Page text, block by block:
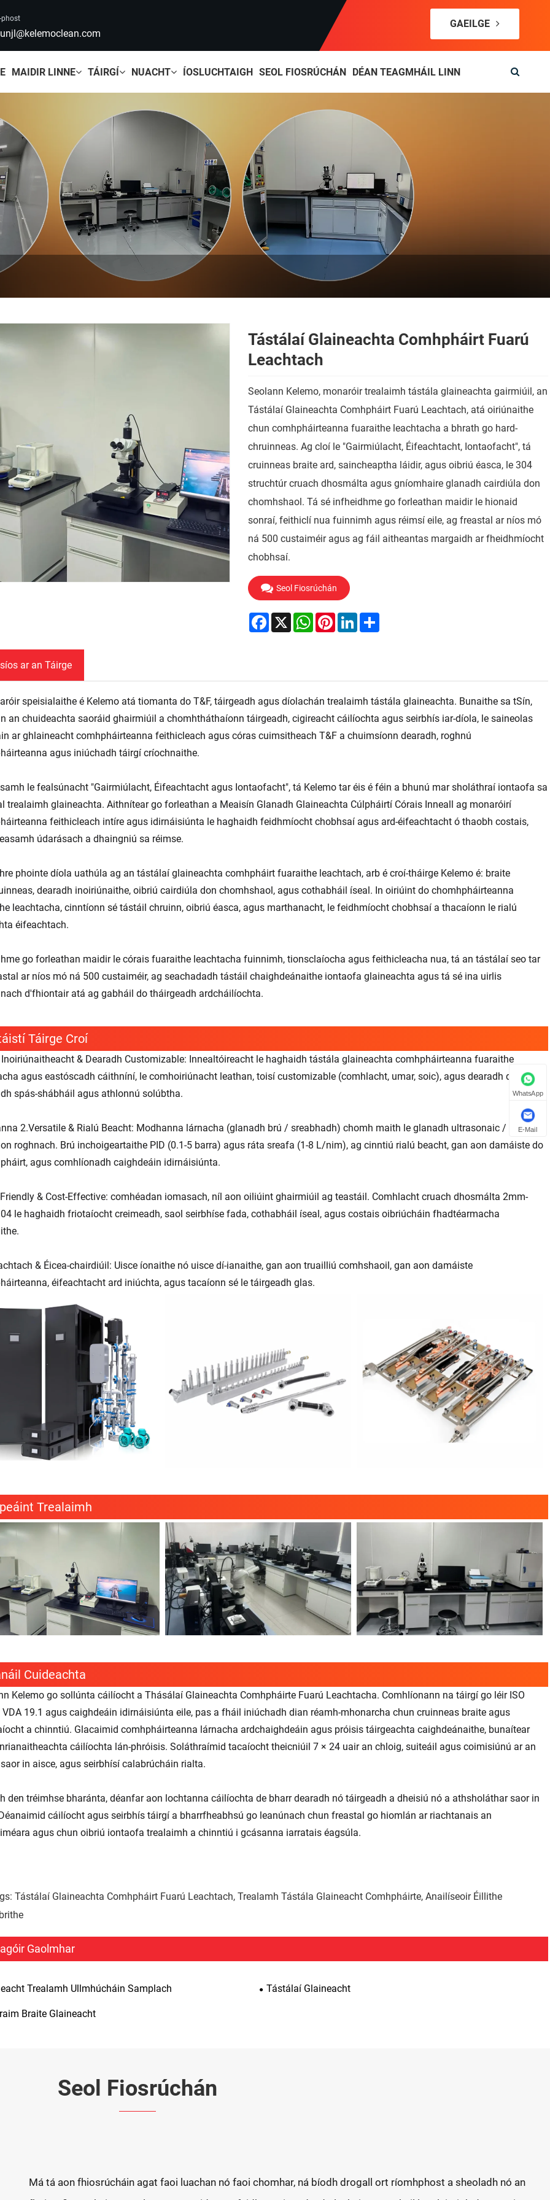
phost GAEILGE
MAIDIR LINNE TÁIRGÍ NUACHT ÍOSLUCHTAIGH SEOL FIOSRÚCHÁN DÉAN TEAGMHÁIL LINN
Tástálaí Glaineachta Comhpháirt Fuarú
Leachtach
Seolann Kelemo, monaróir trealaimh tástála glaineachta gairmiúil, an
Tástálaí Glaineachta Comhpháirt Fuarú Leachtach, atá oiriúnaithe
chun comhpháirteanna fuaraithe leachtacha a bhrath go hard-
chruinneas. Ag cloí le "Gairmiúlacht, Éifeachtacht, Iontaofacht", tá
cruinneas braite ard, saincheaptha láidir, agus oibriú éasca, le 304
struchtúr cruach dhosmálta agus gníomhaire glanadh cairdiúla don
chomhshaol. Tá sé infheidhme go forleathan maidir le hionaid
sonraí, feithiclí nua fuinnimh agus réimsí eile, ag freastal ar níos mó
ná 500 custaiméir agus ag fáil aitheantas margaidh ar fheidhmíocht
chobhsaí.
Seol Fiosrúchán
Facebook
X WhatsApp
PinterestLinkedInShare
ar an Táirge
speisialaithe é Kelemo atá tiomanta do T&F, táirgeadh agus díolachán trealaimh tástála glaineachta. Bunaithe sa tSín,
an chuideachta saoráid ghairmiúil a chomhtháthaíonn táirgeadh, cigireacht cáilíochta agus seirbhís iar-díola, le saineolas
ar ghlaineacht comhpháirteanna feithicleach agus córas cuimsitheach T&F a chuimsíonn dearadh, roghnú
agus iniúchadh táirgí críochnaithe.
le fealsúnacht "Gairmiúlacht, Éifeachtacht agus Iontaofacht", tá Kelemo tar éis é féin a bhunú mar sholáthraí iontaofa sa
trealaimh glaineachta. Aithnítear go forleathan a Meaisín Glanadh Glaineachta Cúlpháirtí Córais Inneall ag monaróirí
feithicleach intíre agus idirnáisiúnta le haghaidh feidhmíocht chobhsaí agus ard-éifeachtacht ó thaobh costais,
údarásach a dhaingniú sa réimse.
phointe díola uathúla ag an tástálaí glaineachta comhpháirt fuaraithe leachtach, arb é croí-tháirge Kelemo é: braite
dearadh inoiriúnaithe, oibriú cairdiúla don chomhshaol, agus cothabháil íseal. In oiriúint do chomhpháirteanna
leachtacha, cinntíonn sé tástáil chruinn, oibriú éasca, agus marthanacht, le feidhmíocht chobhsaí a thacaíonn le rialú
éifeachtach.
go forleathan maidir le córais fuaraithe leachtacha fuinnimh, tionsclaíocha agus feithicleacha nua, tá an tástálaí seo tar
ar níos mó ná 500 custaiméir, ag seachadadh tástáil chaighdeánaithe iontaofa glaineachta agus tá sé ina uirlis
d'fhiontair atá ag gabháil do tháirgeadh ardcháilíochta.
Táirge Croí
& Dearadh Customizable: Innealtóireacht le haghaidh tástála glaineachta comhpháirteanna fuaraithe
agus eastóscadh cáithníní, le comhoiriúnacht leathan, toisí customizable (comhlacht, umar, soic), agus dearadh dlúth le
spás-shábháil agus athlonnú solúbtha.
2.Versatile & Rialú Beacht: Modhanna lárnacha (glanadh brú / sreabhadh) chomh maith le glanadh ultrasonaic /
roghnach. Brú inchoigeartaithe PID (0.1-5 barra) agus ráta sreafa (1-8 L/nim), ag cinntiú rialú beacht, gan aon damáiste do
agus comhlíonadh caighdeáin idirnáisiúnta.
Friendly & Cost-Effective: comhéadan iomasach, níl aon oiliúint ghairmiúil ag teastáil. Comhlacht cruach dhosmálta 2mm-
le haghaidh friotaíocht creimeadh, saol seirbhíse fada, cothabháil íseal, agus costais oibriúcháin fhadtéarmacha
& Éicea-chairdiúil: Uisce íonaithe nó uisce dí-ianaithe, gan aon truailliú comhshaoil, gan aon damáiste
éifeachtacht ard iniúchta, agus tacaíonn sé le táirgeadh glas.
Trealaimh
Cuideachta
Kelemo go sollúnta cáilíocht a Thásálaí Glaineachta Comhpháirte Fuarú Leachtacha. Comhlíonann na táirgí go léir ISO
VDA 19.1 agus caighdeáin idirnáisiúnta eile, pas a fháil iniúchadh dian réamh-mhonarcha chun cruinneas braite agus
a chinntiú. Glacaimid comhpháirteanna lárnacha ardchaighdeáin agus próisis táirgeachta caighdeánaithe, bunaítear
cáilíochta lán-phróisis. Soláthraímid tacaíocht theicniúil 7 × 24 uair an chloig, suiteáil agus coimisiúnú ar an
in aisce, agus seirbhísí calabrúcháin rialta.
den tréimhse bharánta, déanfar aon lochtanna cáilíochta de bharr dearadh nó táirgeadh a dheisiú nó a athsholáthar saor in
cáilíocht agus seirbhís táirgí a bharrfheabhsú go leanúnach chun freastal go hiomlán ar riachtanais an
agus chun oibriú iontaofa trealaimh a chinntiú i gcásanna iarratais éagsúla.
Tástálaí Glaineachta Comhpháirt Fuarú Leachtach, Trealamh Tástála Glaineacht Comhpháirte, Anailíseoir Éillithe
Gaolmhar
Trealamh Ullmhúcháin Samplach Tástálaí Glaineacht
Braite Glaineacht
Seol Fiosrúchán
Má tá aon fhiosrúcháin agat faoi luachan nó faoi chomhar, ná bíodh drogall ort ríomhphost a sheoladh nó an
WhatsApp
E-Mail